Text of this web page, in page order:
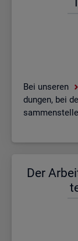
Bei un­se­ren
dun­gen, bei
Der